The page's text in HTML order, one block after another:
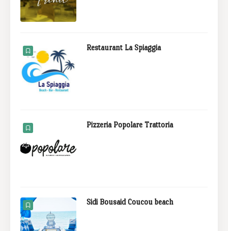
Restaurant La Spiaggia
Pizzeria Popolare Trattoria
Sidi Bousaid Coucou beach